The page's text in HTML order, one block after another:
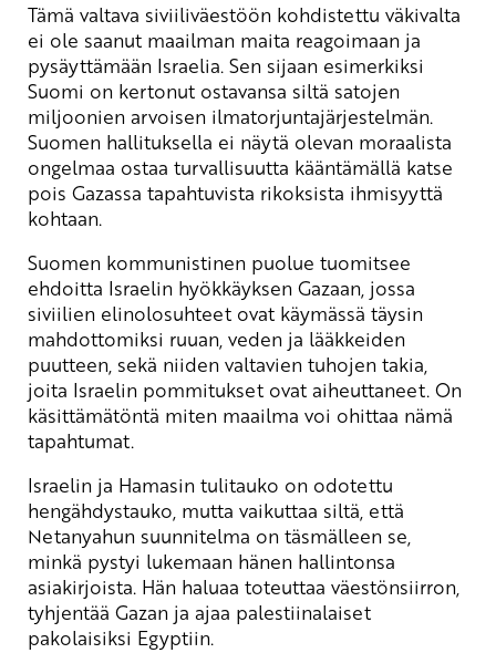
Tämä valtava siviiliväestöön kohdistettu väkivalta
ei ole saanut maailman maita reagoimaan ja
pysäyttämään Israelia. Sen sijaan esimerkiksi
Suomi on kertonut ostavansa siltä satojen
miljoonien arvoisen ilmatorjuntajärjestelmän.
Suomen hallituksella ei näytä olevan moraalista
ongelmaa ostaa turvallisuutta kääntämällä katse
pois Gazassa tapahtuvista rikoksista ihmisyyttä
kohtaan.
Suomen kommunistinen puolue tuomitsee
ehdoitta Israelin hyökkäyksen Gazaan, jossa
siviilien elinolosuhteet ovat käymässä täysin
mahdottomiksi ruuan, veden ja lääkkeiden
puutteen, sekä niiden valtavien tuhojen takia,
joita Israelin pommitukset ovat aiheuttaneet. On
käsittämätöntä miten maailma voi ohittaa nämä
tapahtumat.
Israelin ja Hamasin tulitauko on odotettu
hengähdystauko, mutta vaikuttaa siltä, että
Netanyahun suunnitelma on täsmälleen se,
minkä pystyi lukemaan hänen hallintonsa
asiakirjoista. Hän haluaa toteuttaa väestönsiirron,
tyhjentää Gazan ja ajaa palestiinalaiset
pakolaisiksi Egyptiin.